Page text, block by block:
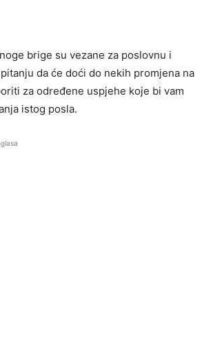
brige su vezane za poslovnu i
da će doći do nekih promjena na
za određene uspjehe koje bi vam
istog posla.